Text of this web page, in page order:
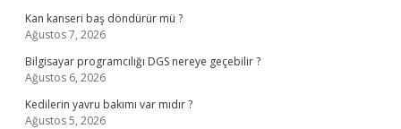
Kan kanseri baş döndürür mü ?
Ağustos 7, 2026
Bilgisayar programcılığı DGS nereye geçebilir ?
Ağustos 6, 2026
Kedilerin yavru bakımı var mıdır ?
Ağustos 5, 2026